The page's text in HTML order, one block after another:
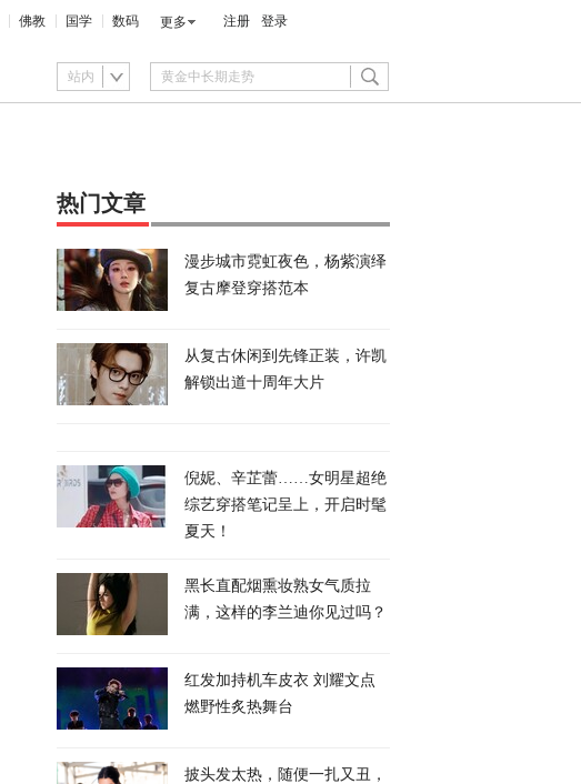
佛教 国学 数码 更多 注册 登录
站内
热门文章
漫步城市霓虹夜色，杨紫演绎
复古摩登穿搭范本
从复古休闲到先锋正装，许凯
解锁出道十周年大片
倪妮、辛芷蕾……女明星超绝
综艺穿搭笔记呈上，开启时髦
夏天！
黑长直配烟熏妆熟女气质拉
满，这样的李兰迪你见过吗？
红发加持机车皮衣 刘耀文点
燃野性炙热舞台
披头发太热，随便一扎又丑，